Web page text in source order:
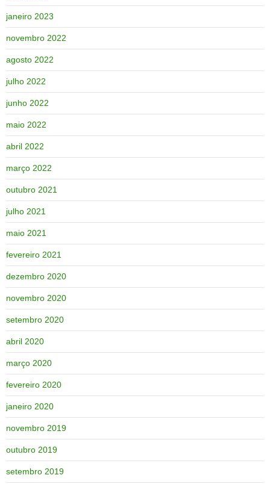
janeiro 2023
novembro 2022
agosto 2022
julho 2022
junho 2022
maio 2022
abril 2022
março 2022
outubro 2021
julho 2021
maio 2021
fevereiro 2021
dezembro 2020
novembro 2020
setembro 2020
abril 2020
março 2020
fevereiro 2020
janeiro 2020
novembro 2019
outubro 2019
setembro 2019